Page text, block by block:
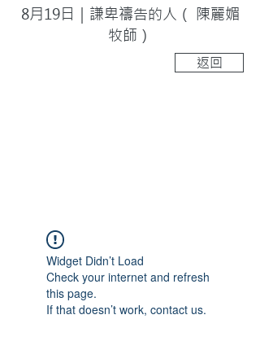
8月19日｜謙卑禱告的人（ 陳麗媚
牧師）
返回
Widget Didn’t Load
Check your internet and refresh
this page.
If that doesn’t work, contact us.